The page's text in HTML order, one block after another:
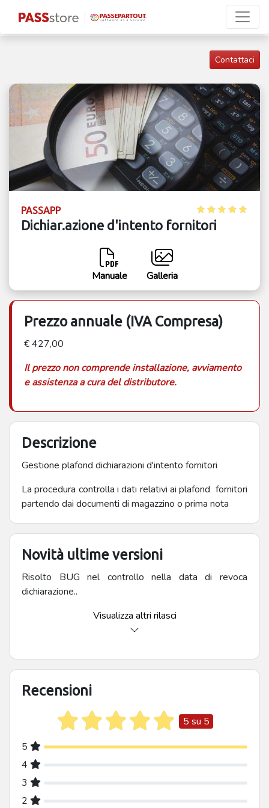
Contattaci
PASSAPP
Dichiar.azione d'intento fornitori
Manuale Galleria
Prezzo annuale (IVA Compresa)
€ 427,00
Il prezzo non comprende installazione, avviamento
e assistenza a cura del distributore.
Descrizione
Gestione plafond dichiarazioni d'intento fornitori
La procedura controlla i dati relativi ai plafond fornitori
partendo dai documenti di magazzino o prima nota
Novità ultime versioni
Risolto BUG nel controllo nella data di revoca
dichiarazione..
Visualizza altri rilasci
Recensioni
5 su 5
5
5 stelle
4
3
2